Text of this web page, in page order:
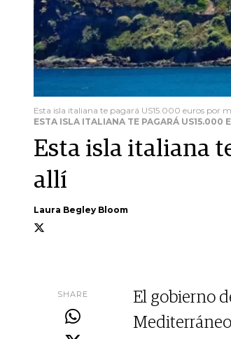
Esta isla italiana te pagará US15.000 euros por
ESTA ISLA ITALIANA TE PAGARÁ US15.000
Esta isla italiana
allí
Laura Begley Bloom
SHARE
El gobierno